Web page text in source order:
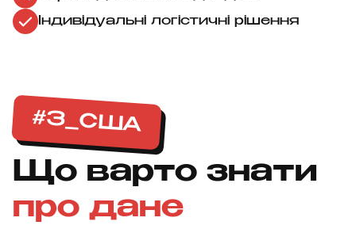
Індивідуальні логістичні рішення
Що варто знати
#З_США
про дане